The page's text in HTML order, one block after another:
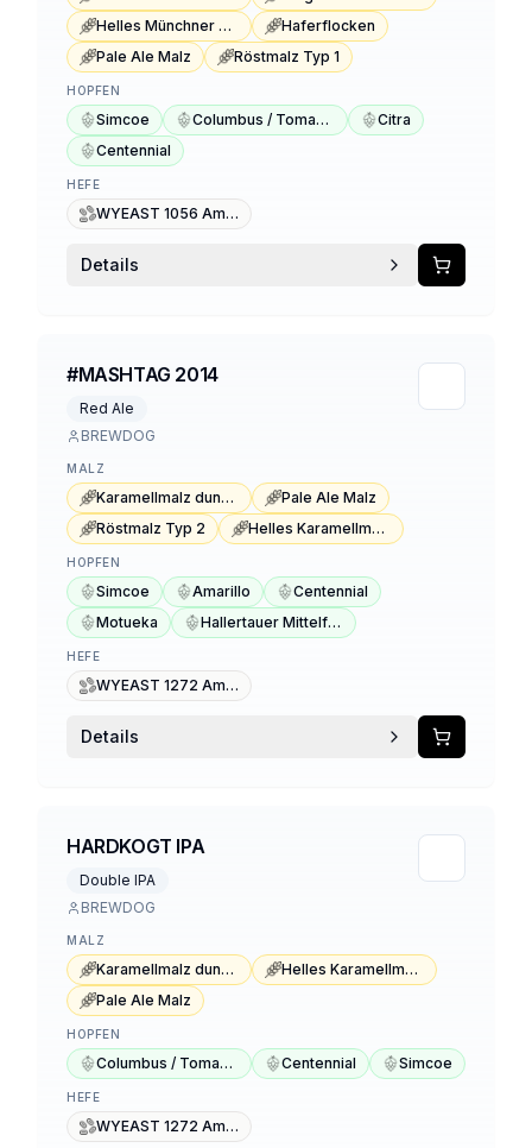
Helles Münchner Malz
Haferflocken
Pale Ale Malz
Röstmalz Typ 1
HOPFEN
Simcoe Columbus / Tomahawk / Zeus
Citra
Centennial
HEFE
WYEAST 1056 American Ale
Details
#MASHTAG 2014
Red Ale
BREWDOG
MALZ
Karamellmalz dunkel Typ 3
Pale Ale Malz
Röstmalz Typ 2
Helles Karamellmalz
HOPFEN
Simcoe Amarillo
Centennial
Motueka
Hallertauer Mittelfrüh
HEFE
WYEAST 1272 American Ale II
Details
HARDKOGT IPA
Double IPA
BREWDOG
MALZ
Karamellmalz dunkel Typ 3
Helles Karamellmalz
Pale Ale Malz
HOPFEN
Columbus / Tomahawk / Zeus Centennial Simcoe
HEFE
WYEAST 1272 American Ale II